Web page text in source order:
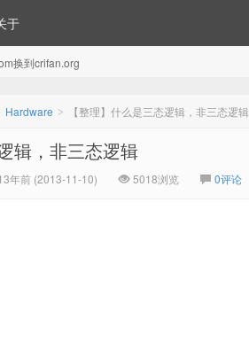
于
换到crifan.org
Hardware > 【整理】什么是三态逻辑，非三态逻辑
辑，非三态逻辑
年前 (2013-11-10) 5018浏览 0评论